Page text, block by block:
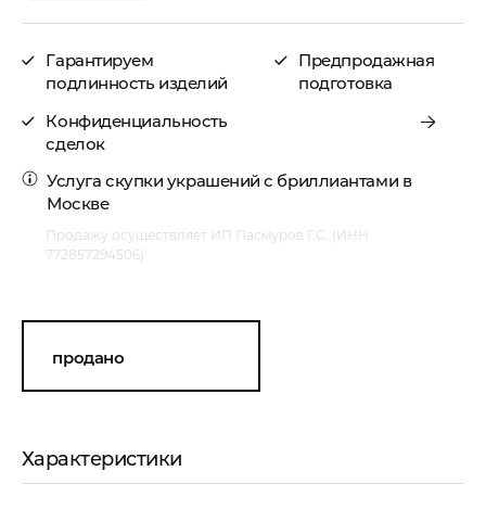
Гарантируем
подлинность изделий
Конфиденциальность
сделок
Предпродажная
подготовка
Услуга скупки украшений с бриллиантами в
Москве
Продажу осуществляет ИП Пасмуров Г.С. (ИНН
772857294506)
продано
Характеристики